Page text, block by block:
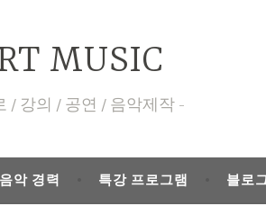
MUSIC
/ 강의 / 공연 / 음악제작
음악 경력 특강 프로그램 블로